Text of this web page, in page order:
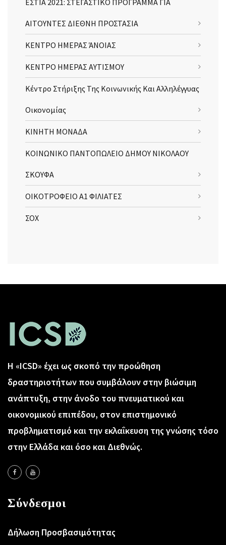
ΑΙΤΟΥΝΤΕΣ ΔΙΕΘΝΗ ΠΡΟΣΤΑΣΙΑ
ΚΕΝΤΡΟ ΗΜΕΡΑΣ ΆΝΟΙΑΣ
ΚΕΝΤΡΟ ΗΜΕΡΑΣ ΑΥΤΙΣΜΟΥ
Κέντρο Στήριξης Της Κοινωνικής Και Αλληλέγγυας
Οικονομίας
ΚΙΝΗΤΗ ΜΟΝΑΔΑ
ΚΟΙΝΩΝΙΚΟ ΠΑΝΤΟΠΩΛΕΙΟ ΔΗΜΟΥ ΝΙΚΟΛΑΟΥ
ΣΚΟΥΦΑ
ΟΙΚΟΤΡΟΦΕΙΟ Α1 ΦΙΛΙΑΤΕΣ
ΣΟΧ
Η «ICSD» έχει ως σκοπό την προώθηση
δραστηριοτήτων που συμβάλουν στην βιώσιμη
ανάπτυξη, στην άνοδο του πνευματικού και
οικονομικού επιπέδου, στον επιστημονικό
προβληματισμό και την εκλαΐκευση της γνώσης τόσο
στην Ελλάδα και όσο και Διεθνώς.
Σύνδεσμοι
Δήλωση Προσβασιμότητας